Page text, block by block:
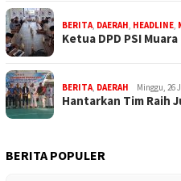
BERITA DAERAH HEADLINE
Ketua DPD PSI
BERITA DAERAH Minggu, 26
Hantarkan Tim Raih
BERITA POPULER